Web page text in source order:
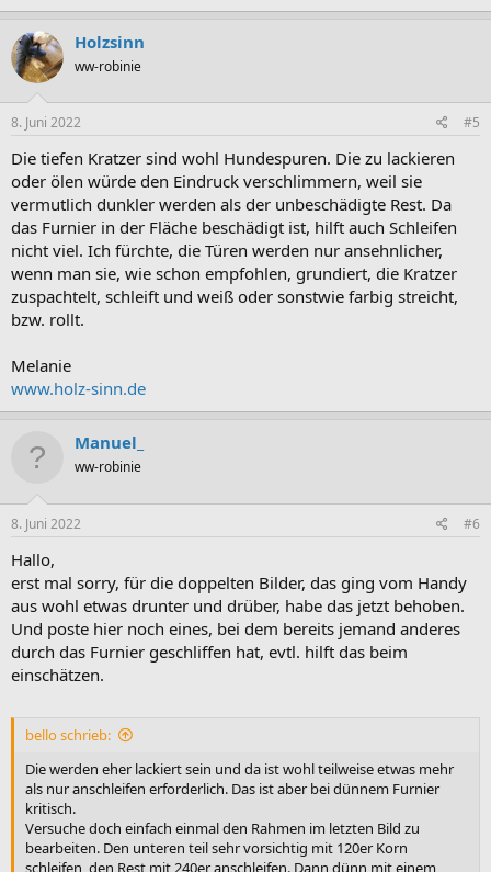
Holzsinn
ww-robinie
8. Juni 2022 #5
Die tiefen Kratzer sind wohl Hundespuren. Die zu lackieren
oder ölen würde den Eindruck verschlimmern, weil sie
vermutlich dunkler werden als der unbeschädigte Rest. Da
das Furnier in der Fläche beschädigt ist, hilft auch Schleifen
nicht viel. Ich fürchte, die Türen werden nur ansehnlicher,
wenn man sie, wie schon empfohlen, grundiert, die Kratzer
zuspachtelt, schleift und weiß oder sonstwie farbig streicht,
bzw. rollt.
Melanie
www.holz-sinn.de
Manuel_
ww-robinie
8. Juni 2022 #6
Hallo,
erst mal sorry, für die doppelten Bilder, das ging vom Handy
aus wohl etwas drunter und drüber, habe das jetzt behoben.
Und poste hier noch eines, bei dem bereits jemand anderes
durch das Furnier geschliffen hat, evtl. hilft das beim
einschätzen.
bello schrieb:
Die werden eher lackiert sein und da ist wohl teilweise etwas mehr
als nur anschleifen erforderlich. Das ist aber bei dünnem Furnier
kritisch.
Versuche doch einfach einmal den Rahmen im letzten Bild zu
bearbeiten. Den unteren teil sehr vorsichtig mit 120er Korn
schleifen, den Rest mit 240er anschleifen. Dann dünn mit einem